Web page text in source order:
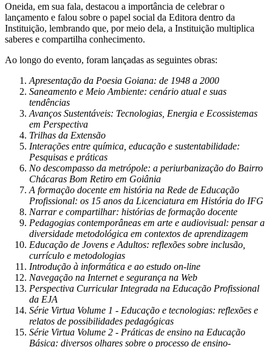
Oneida, em sua fala, destacou a importância de celebrar o
lançamento e falou sobre o papel social da Editora dentro da
Instituição, lembrando que, por meio dela, a Instituição multiplica
saberes e compartilha conhecimento.
Ao longo do evento, foram lançadas as seguintes obras:
Apresentação da Poesia Goiana: de 1948 a 2000
Saneamento e Meio Ambiente: cenário atual e suas
tendências
Avanços Sustentáveis: Tecnologias, Energia e Ecossistemas
em Perspectiva
Trilhas da Extensão
Interações entre química, educação e sustentabilidade:
Pesquisas e práticas
No descompasso da metrópole: a periurbanização do Bairro
Chácaras Bom Retiro em Goiânia
A formação docente em história na Rede de Educação
Profissional: os 15 anos da Licenciatura em História do IFG
Narrar e compartilhar: histórias de formação docente
Pedagogias contemporâneas em arte e audiovisual: pensar a
diversidade metodológica em contextos de aprendizagem
Educação de Jovens e Adultos: reflexões sobre inclusão,
currículo e metodologias
Introdução à informática e ao estudo on-line
Navegação na Internet e segurança na Web
Perspectiva Curricular Integrada na Educação Profissional
da EJA
Série Virtua Volume 1 - Educação e tecnologias: reflexões e
relatos de possibilidades pedagógicas
Série Virtua Volume 2 - Práticas de ensino na Educação
Básica: diversos olhares sobre o processo de ensino-